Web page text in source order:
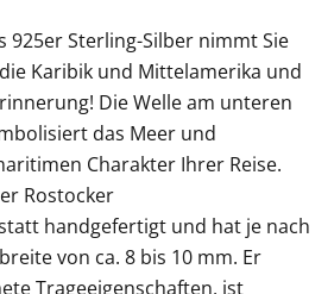
925er Sterling-Silber nimmt Sie
Karibik und Mittelamerika und
Die Welle am unteren
das Meer und
Charakter Ihrer Reise.
Rostocker
handgefertigt und hat je nach
von ca. 8 bis 10 mm. Er
Trageeigenschaften, ist